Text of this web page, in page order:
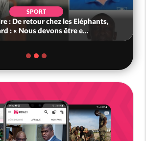
SPORT
: De retour chez les Eléphants,
: « Nous devons être e...